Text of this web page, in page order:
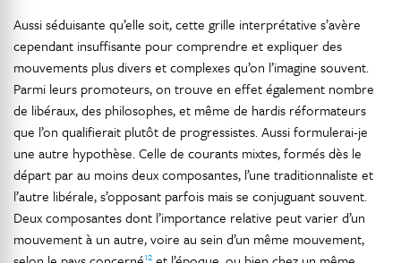
Aussi séduisante qu’elle soit, cette grille interprétative s’avère
cependant insuffisante pour comprendre et expliquer des
mouvements plus divers et complexes qu’on l’imagine souvent.
Parmi leurs promoteurs, on trouve en effet également nombre
de libéraux, des philosophes, et même de hardis réformateurs
que l’on qualifierait plutôt de progressistes. Aussi formulerai-je
une autre hypothèse. Celle de courants mixtes, formés dès le
départ par au moins deux composantes, l’une traditionnaliste et
l’autre libérale, s’opposant parfois mais se conjuguant souvent.
Deux composantes dont l’importance relative peut varier d’un
mouvement à un autre, voire au sein d’un même mouvement,
12